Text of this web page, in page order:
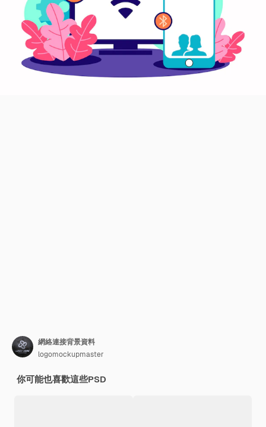
網絡連接背景資料
logomockupmaster
你可能也喜歡這些PSD